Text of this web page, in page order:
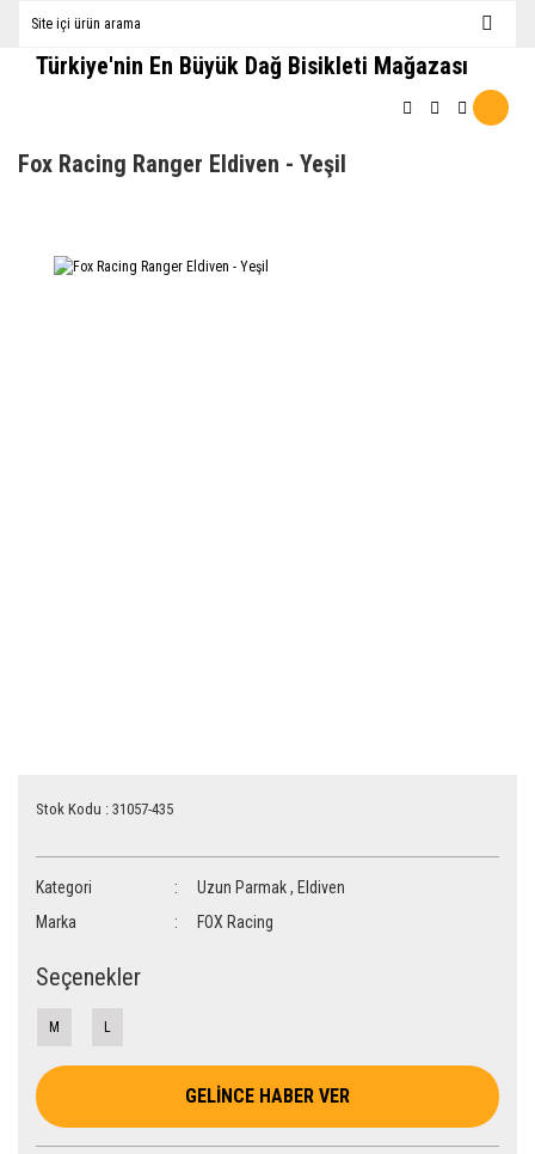
Türkiye'nin En Büyük Dağ Bisikleti Mağazası
Fox Racing Ranger Eldiven - Yeşil
Stok Kodu : 31057-435
Kategori Uzun Parmak , Eldiven
Marka
FOX Racing
Seçenekler
M L
GELİNCE HABER VER